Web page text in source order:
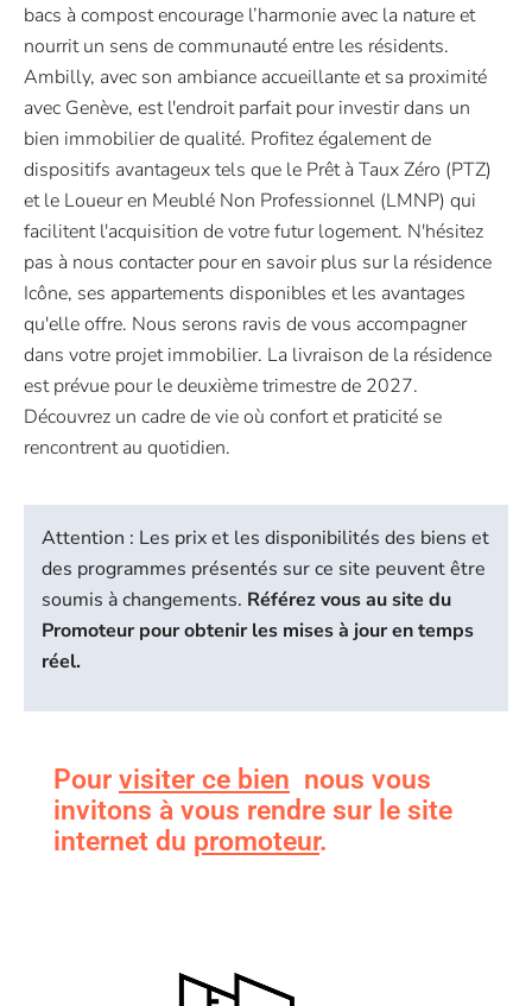
bacs à compost encourage l’harmonie avec la nature et
nourrit un sens de communauté entre les résidents.
Ambilly, avec son ambiance accueillante et sa proximité
avec Genève, est l'endroit parfait pour investir dans un
bien immobilier de qualité. Profitez également de
dispositifs avantageux tels que le Prêt à Taux Zéro (PTZ)
et le Loueur en Meublé Non Professionnel (LMNP) qui
facilitent l'acquisition de votre futur logement. N'hésitez
pas à nous contacter pour en savoir plus sur la résidence
Icône, ses appartements disponibles et les avantages
qu'elle offre. Nous serons ravis de vous accompagner
dans votre projet immobilier. La livraison de la résidence
est prévue pour le deuxième trimestre de 2027.
Découvrez un cadre de vie où confort et praticité se
rencontrent au quotidien.
Attention : Les prix et les disponibilités des biens et
des programmes présentés sur ce site peuvent être
soumis à changements. Référez vous au site du
Promoteur pour obtenir les mises à jour en temps
réel.
Pour visiter ce bien nous vous
invitons à vous rendre sur le site
internet du promoteur.